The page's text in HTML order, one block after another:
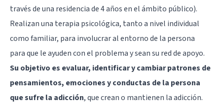
través de una residencia de 4 años en el ámbito público).
Realizan una terapia psicológica, tanto a nivel individual
como familiar, para involucrar al entorno de la persona
para que le ayuden con el problema y sean su red de apoyo.
Su objetivo es evaluar, identificar y cambiar patrones de
pensamientos, emociones y conductas de la persona
que sufre la adicción, que crean o mantienen la adicción.